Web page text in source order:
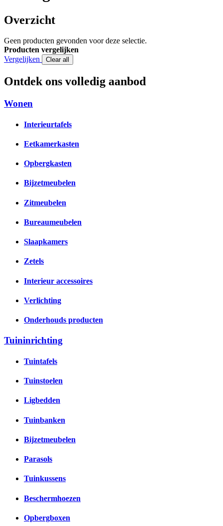
Overzicht
Geen producten gevonden voor deze selectie.
Producten vergelijken
Vergelijken
Clear all
Ontdek ons volledig aanbod
Wonen
Interieurtafels
Eetkamerkasten
Opbergkasten
Bijzetmeubelen
Zitmeubelen
Bureaumeubelen
Slaapkamers
Zetels
Interieur accessoires
Verlichting
Onderhouds producten
Tuininrichting
Tuintafels
Tuinstoelen
Ligbedden
Tuinbanken
Bijzetmeubelen
Parasols
Tuinkussens
Beschermhoezen
Opbergboxen